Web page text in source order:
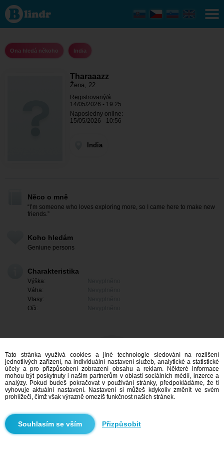
Tharaaazz
- Ona
hledá
někoho
Ona hledá někoho India
Tharaaazz
Žena, 22
Registrovaný/á:
14/05/2026 - 19:25
Naposledny online:
15/05/2026 - 10:56
India
Něco o mně
“I’m someone who loves exploring more, so I came here to make new
friends.”
Koho hledám
Geniune persons
Charakteristika
Výška:
Váha:
Vlasy:
Oči:
Vyhledávání
Tato stránka využívá cookies a jiné technologie sledování na rozlišení
jednotlivých zařízení, na individuální nastavení služeb, analytické a statistické
účely a pro přizpůsobení zobrazení obsahu a reklam. Některé informace
mohou být poskytnuty i našim partnerům v oblasti sociálních médií, inzerce a
analýzy. Pokud budeš pokračovat v používání stránky, předpokládáme, že ti
vyhovuje aktuální nastavení. Nastavení si můžeš kdykoliv změnit ve svém
prohlížeči, čímž však výrazně omezíš funkčnost našich stránek.
Přizpůsobit